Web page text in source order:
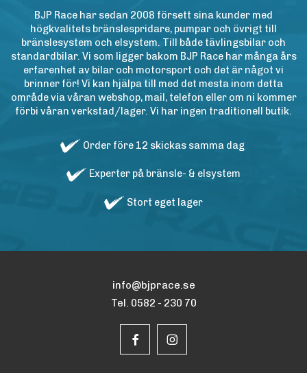
BJP Race har sedan 2008 försett sina kunder med
högkvalitets bränslespridare, pumpar och övrigt till
bränslesystem och elsystem. Till både tävlingsbilar och
standardbilar. Vi som ligger bakom BJP Race har många års
erfarenhet av bilar och motorsport och det är något vi
brinner för! Vi kan hjälpa till med det mesta inom detta
område via våran webshop, mail, telefon eller om ni kommer
förbi våran verkstad/lager. Vi har ingen traditionell butik.
Order före 12 skickas samma dag
Experter på bränsle- & elsystem
Stort eget lager
info@bjprace.se
Tel. 0582 - 230 70